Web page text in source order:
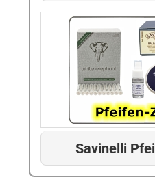
Savinelli